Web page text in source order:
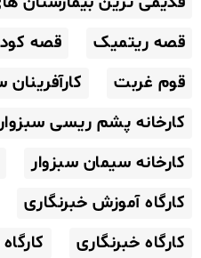
قصه ریتمیک
قصه
قوم غربت
کارآفرینان
کارخانه پشم ریسی سبزوار
کارخانه سیمان سبزوار
کارگاه آموزش خبرنگاری
کارگاه خبرنگاری